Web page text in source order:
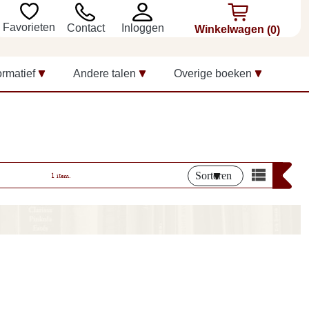
Favorieten Contact Inloggen Winkelwagen (0)
Andere talen Overige boeken
1 item. Sorteren